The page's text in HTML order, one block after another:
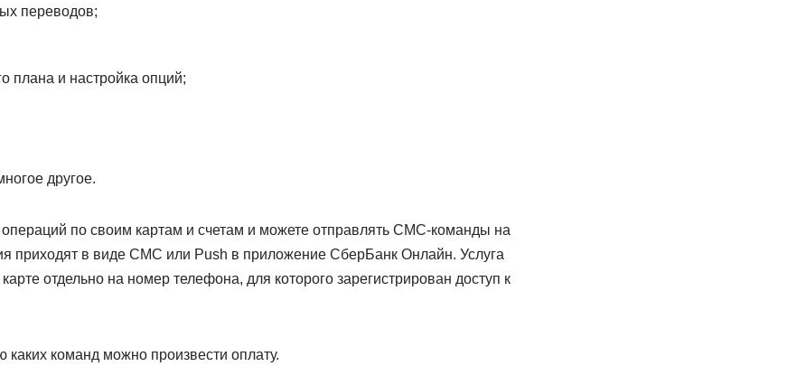
переводов;
плана и настройка опций;
другое.
операций по своим картам и счетам и можете отправлять СМС-команды на
приходят в виде СМС или Push в приложение СберБанк Онлайн. Услуга
отдельно на номер телефона, для которого зарегистрирован доступ к
команд можно произвести оплату.